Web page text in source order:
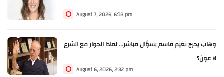
August 7, 2026, 6:18 pm
وهاب يحرج نعيم قاسم بسؤال مباشر... لماذا الحوار مع الشرع
لا عون؟
August 6, 2026, 2:32 pm